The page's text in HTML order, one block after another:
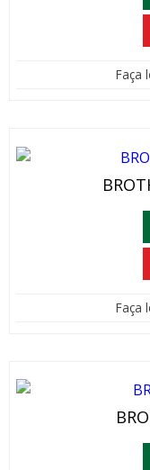
Faça
Faça